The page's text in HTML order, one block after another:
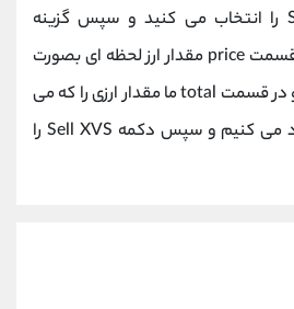
انجام دهید. گزینه Sell را انتخاب می کنید و سپس گزینه
MARKET را میزنید. در قسمت price مقدار ارز لحظه ای بصورت
اتوماتیک وارد می شود و در قسمت total ما مقدار ارزی را که می
خواهیم بفروشیم را وارد می کنیم و سپس دکمه Sell XVS را